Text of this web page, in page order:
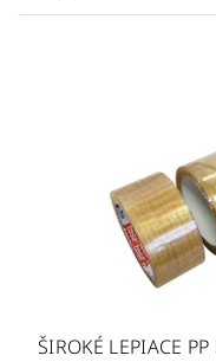
ŠIROKÉ LEPIACE